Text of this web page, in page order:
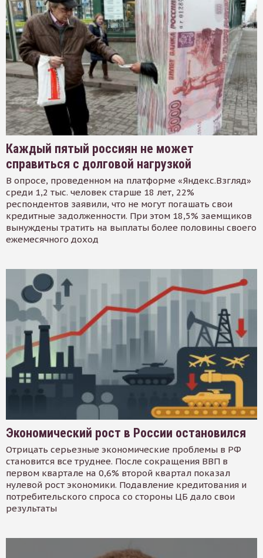
Каждый пятый россиян не может
справиться с долговой нагрузкой
В опросе, проведенном на платформе «Яндекс.Взгляд»
среди 1,2 тыс. человек старше 18 лет, 22%
респондентов заявили, что не могут погашать свои
кредитные задолженности. При этом 18,5% заемщиков
вынуждены тратить на выплаты более половины своего
ежемесячного доход
Экономический рост в России остановился
Отрицать серьезные экономические проблемы в РФ
становится все труднее. После сокращения ВВП в
первом квартале на 0,6% второй квартал показал
нулевой рост экономики. Подавление кредитования и
потребительского спроса со стороны ЦБ дало свои
результаты